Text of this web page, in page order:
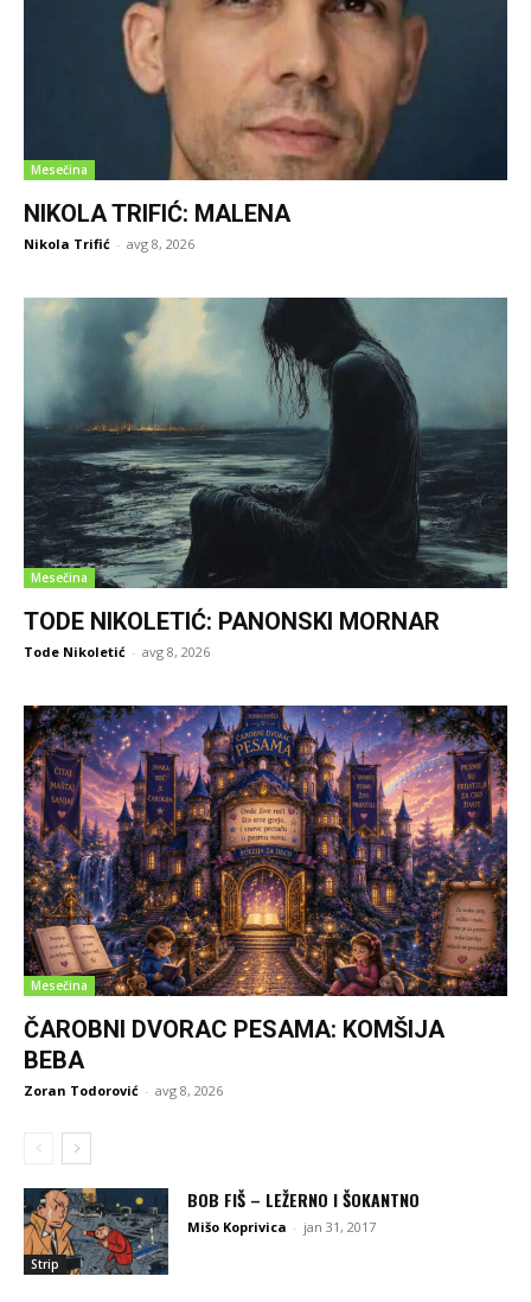
Mesečina
NIKOLA TRIFIĆ: MALENA
Nikola Trifić - avg 8, 2026
Mesečina
TODE NIKOLETIĆ: PANONSKI MORNAR
Tode Nikoletić - avg 8, 2026
Mesečina
ČAROBNI DVORAC PESAMA: KOMŠIJA
BEBA
Zoran Todorović - avg 8, 2026
Strip
BOB FIŠ – LEŽERNO I ŠOKANTNO
Mišo Koprivica - jan 31, 2017